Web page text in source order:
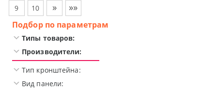
9 10 » »»
Подбор по параметрам
Типы товаров:
Производители:
Тип кронштейна:
Вид панели: